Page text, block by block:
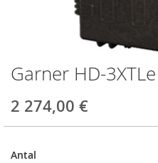
Garner HD-
2 274,00 €
Antal
Hoppa
till
början
av
bildgalleriet